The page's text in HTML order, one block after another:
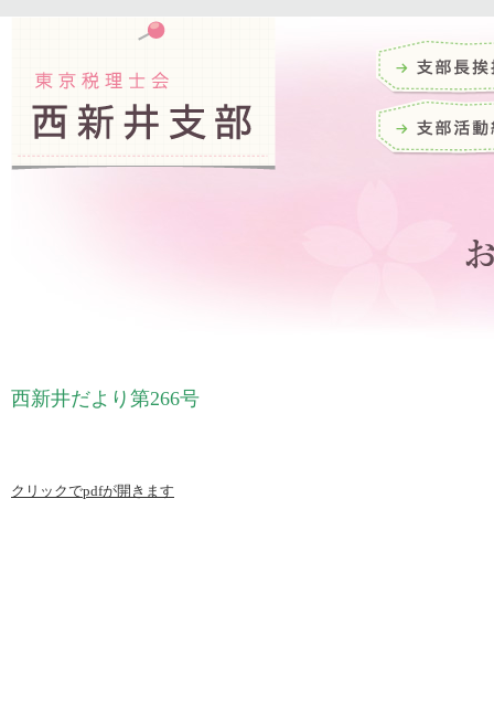
西新井だより第266号
クリックでpdfが開きます